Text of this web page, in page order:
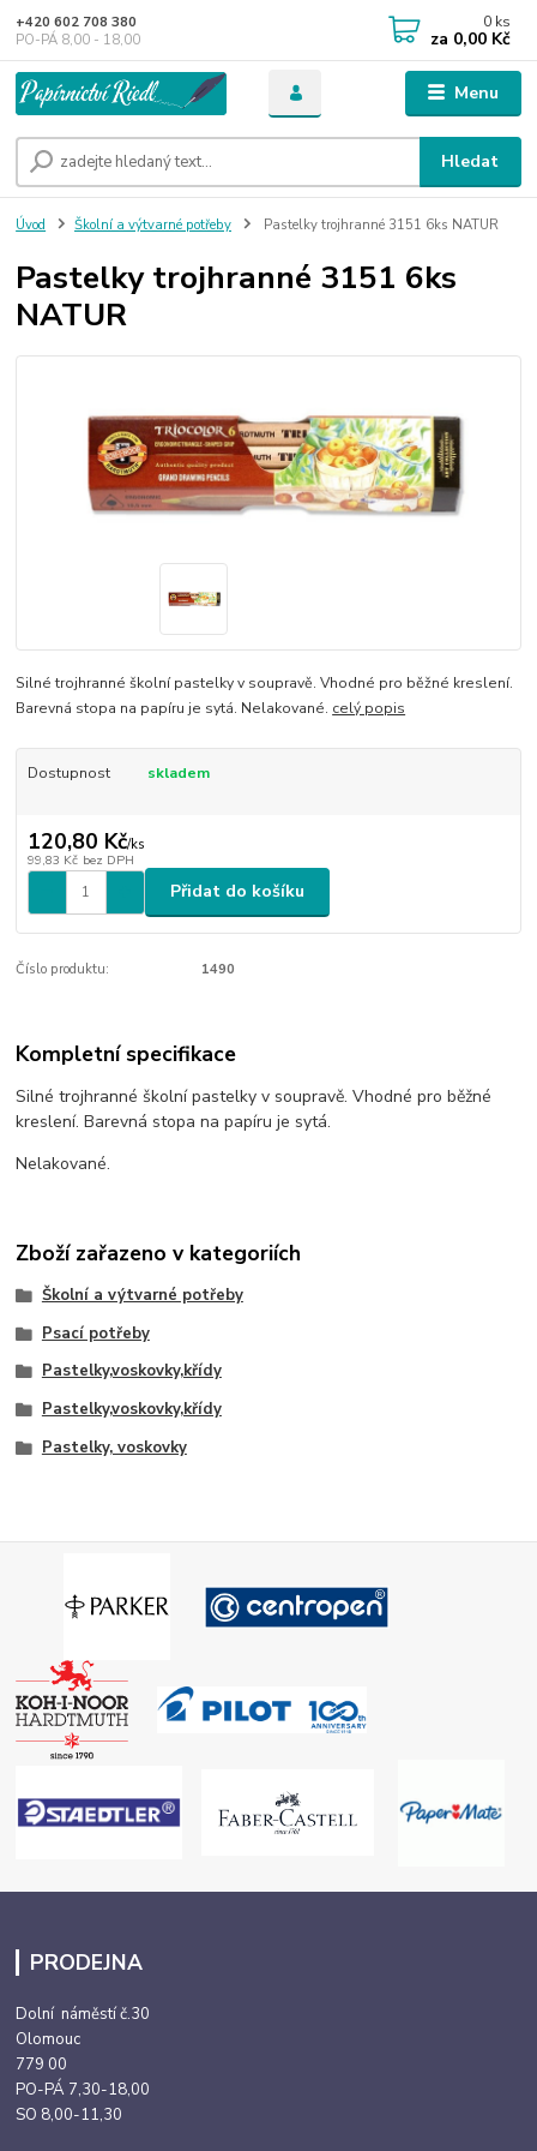
Menu
Hledat
+420 602 708 380
PO-PÁ 8,00 - 18,00
0 ks
za 0,00 Kč
Úvod Školní a výtvarné potřeby Pastelky trojhranné 3151 6ks NATUR
Pastelky trojhranné 3151 6ks
NATUR
Silné trojhranné školní pastelky v soupravě. Vhodné pro běžné kreslení.
Barevná stopa na papíru je sytá. Nelakované. celý popis
Dostupnost skladem
120,80 Kč/ks
99,83 Kč bez DPH
Přidat do košíku
Číslo produktu: 1490
Kompletní specifikace
Silné trojhranné školní pastelky v soupravě. Vhodné pro běžné
kreslení. Barevná stopa na papíru je sytá.
Nelakované.
Zboží zařazeno v kategoriích
Školní a výtvarné potřeby
Psací potřeby
Pastelky,voskovky,křídy
Pastelky,voskovky,křídy
Pastelky, voskovky
PRODEJNA
Dolní náměstí č.30
Olomouc
779 00
PO-PÁ 7,30-18,00
SO 8,00-11,30